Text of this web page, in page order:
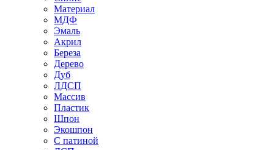
Материал
МДФ
Эмаль
Акрил
Береза
Дерево
Дуб
ЛДСП
Массив
Пластик
Шпон
Экошпон
С патиной